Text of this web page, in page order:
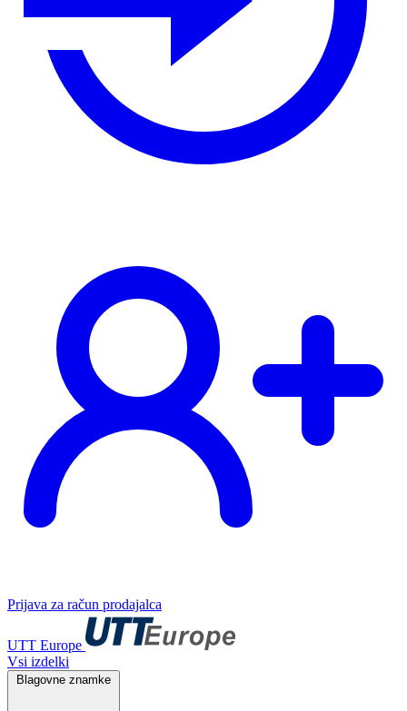
Prijava za račun prodajalca
UTT Europe
Vsi izdelki
Blagovne znamke